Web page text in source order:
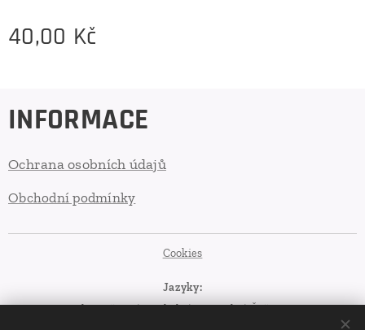
40,00 Kč
INFORMACE
Ochrana osobních údajů
Obchodní podmínky
Cookies
Jazyky
Slovenčina
English Deutsch Čeština